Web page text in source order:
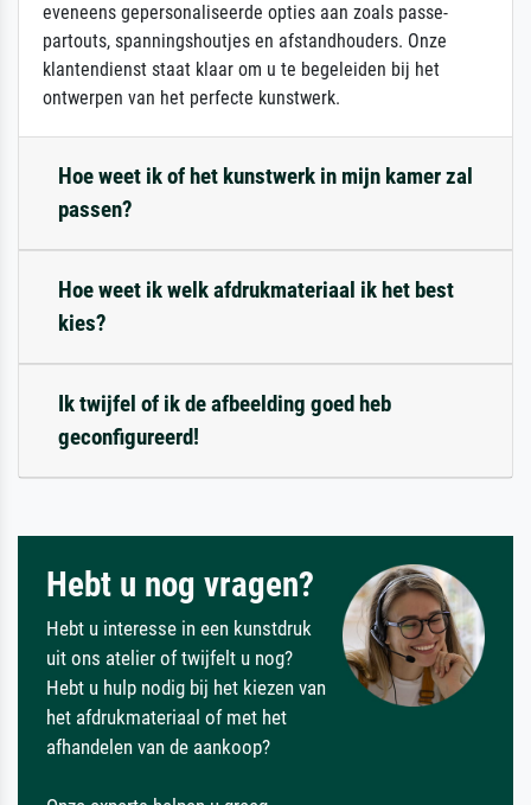
eveneens gepersonaliseerde opties aan zoals passe-
partouts, spanningshoutjes en afstandhouders. Onze
klantendienst staat klaar om u te begeleiden bij het
ontwerpen van het perfecte kunstwerk.
Hoe weet ik of het kunstwerk in mijn kamer zal
passen?
Hoe weet ik welk afdrukmateriaal ik het best
kies?
Ik twijfel of ik de afbeelding goed heb
geconfigureerd!
Hebt u nog vragen?
Hebt u interesse in een kunstdruk
uit ons atelier of twijfelt u nog?
Hebt u hulp nodig bij het kiezen van
het afdrukmateriaal of met het
afhandelen van de aankoop?